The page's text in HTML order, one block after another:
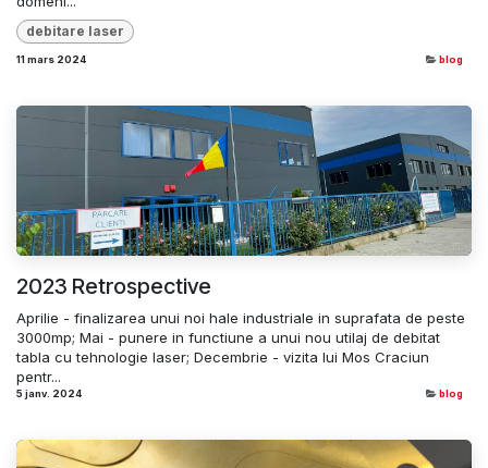
debitare laser
11 mars 2024 blog
2023 Retrospective
Aprilie - finalizarea unui noi hale industriale in suprafata de peste
3000mp; Mai - punere in functiune a unui nou utilaj de debitat
tabla cu tehnologie laser; Decembrie - vizita lui Mos Craciun
pentr...
5 janv. 2024 blog